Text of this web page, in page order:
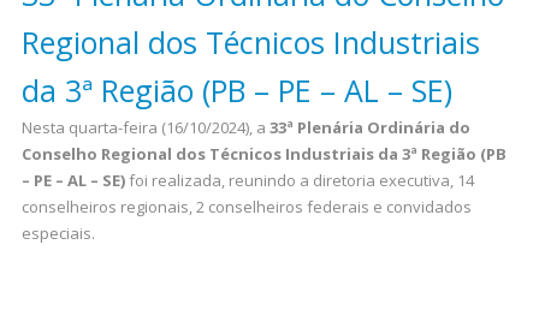
Regional dos Técnicos Industriais
da 3ª Região (PB – PE – AL – SE)
Nesta quarta-feira (16/10/2024), a 33ª Plenária Ordinária do
Conselho Regional dos Técnicos Industriais da 3ª Região (PB
– PE – AL – SE)foi realizada, reunindo a diretoria executiva, 14
conselheiros regionais, 2 conselheiros federais e convidados
especiais.